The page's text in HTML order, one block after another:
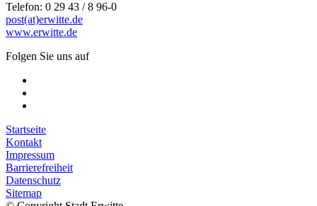
Telefon: 0 29 43 / 8 96-0
post(at)erwitte.de
www.erwitte.de
Folgen Sie uns auf
Startseite
Kontakt
Impressum
Barrierefreiheit
Datenschutz
Sitemap